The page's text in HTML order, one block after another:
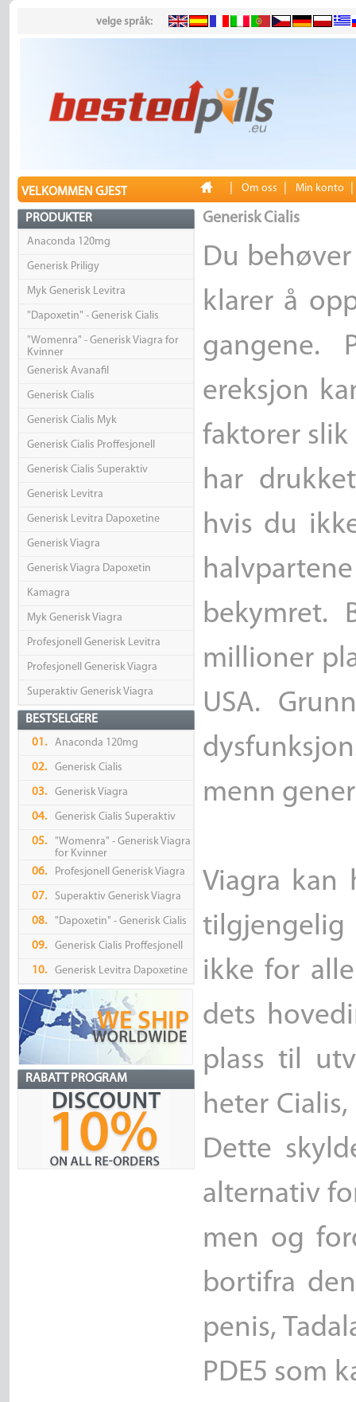
velge språk:
VELKOMMEN GJEST Om oss Min konto
PRODUKTER
Anaconda 120mg
Generisk Priligy
Myk Generisk Levitra
"Dapoxetin" - Generisk Cialis
"Womenra" - Generisk Viagra for
Kvinner
Generisk Avanafil
Generisk Cialis
Generisk Cialis Myk
Generisk Cialis Proffesjonell
Generisk Cialis Superaktiv
Generisk Levitra
Generisk Levitra Dapoxetine
Generisk Viagra
Generisk Viagra Dapoxetin
Kamagra
Myk Generisk Viagra
Profesjonell Generisk Levitra
Profesjonell Generisk Viagra
Superaktiv Generisk Viagra
BESTSELGERE
01. Anaconda 120mg
02. Generisk Cialis
03. Generisk Viagra
04. Generisk Cialis Superaktiv
05.
"Womenra" - Generisk Viagra
for Kvinner
06.
Profesjonell Generisk Viagra
07. Superaktiv Generisk Viagra
08. "Dapoxetin" - Generisk Cialis
09. Generisk Cialis Proffesjonell
10. Generisk Levitra Dapoxetine
RABATT PROGRAM
Generisk Cialis
Du
klarer å
gangene.
ereksjon
faktorer
har
hvis du
bekymret.
millioner
USA.
menn
Viagra
ikke for
dets
plass til
heter
Dette
alternativ
men og
bortifra
penis,
PDE5 som